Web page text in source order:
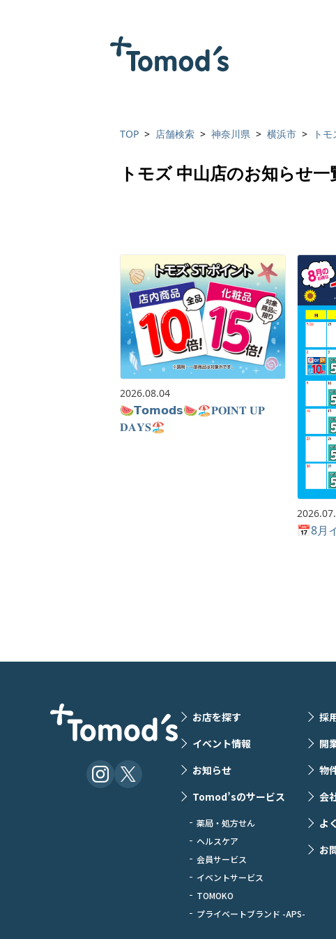
TOP 店舗検索 神奈川県 横浜市 ト
トモズ 中山店のお知らせ一
2026.08.04
🍉𝗧𝗼𝗺𝗼𝗱𝘀🍉🏖𝐏𝐎𝐈𝐍𝐓 𝐔𝐏
𝐃𝐀𝐘𝐒🏖
📅8月
お店を探す
イベント情報
お知らせ
Tomod’sのサービス
薬局・処方せん
ヘルスケア
会員サービス
イベントサービス
TOMOKO
プライベートブランド -APS-
採
開
物
会
よ
お